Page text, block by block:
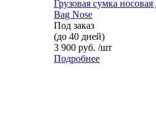
Грузовая сумка
Bag Nose
Под заказ
(до 40 дней)
3 900 руб. /шт
Подробнее